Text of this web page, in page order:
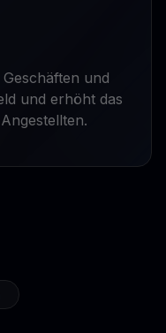
und
und erhöht das